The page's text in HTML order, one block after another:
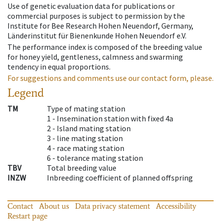
Use of genetic evaluation data for publications or
commercial purposes is subject to permission by the
Institute for Bee Research Hohen Neuendorf, Germany,
Länderinstitut für Bienenkunde Hohen Neuendorf e.V.
The performance index is composed of the breeding value
for honey yield, gentleness, calmness and swarming
tendency in equal proportions.
For suggestions and comments use our contact form, please.
Legend
TM
Type of mating station
1 - Insemination station with fixed 4a
2 - Island mating station
3 - line mating station
4 - race mating station
6 - tolerance mating station
TBV
Total breeding value
INZW
Inbreeding coefficient of planned offspring
Contact About us Data privacy statement
Accessibility
Restart page